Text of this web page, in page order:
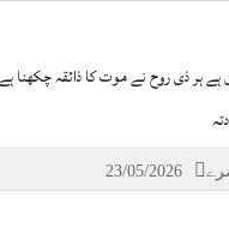
ہر ذی روح نے موت کا ذائقہ چکھنا
23/05/2026